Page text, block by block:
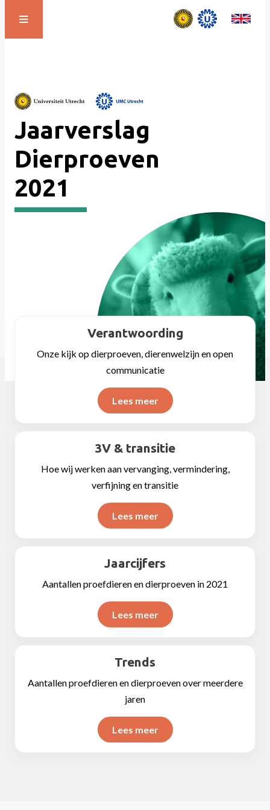
Jaarverslag
Dierproeven
2021
Verantwoording
Onze kijk op dierproeven, dierenwelzijn en open
communicatie
Lees meer
3V & transitie
Hoe wij werken aan vervanging, vermindering,
verfijning en transitie
Lees meer
Jaarcijfers
Aantallen proefdieren en dierproeven in 2021
Lees meer
Trends
Aantallen proefdieren en dierproeven over meerdere
jaren
Lees meer